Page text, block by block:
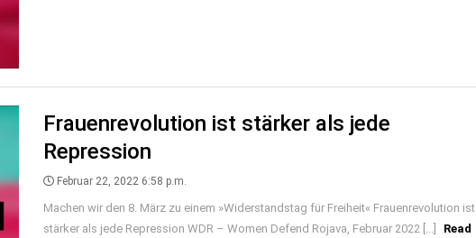
Frauenrevolution ist stärker als jede
Repression
Februar 22, 2022 6:58 p.m.
Machen wir den 8. März zu einem »Widerstandstag für Freiheit« Frauenrevolution ist
stärker als jede Repression WDR – Women Defend Rojava, Februar 2022 [...]
Read